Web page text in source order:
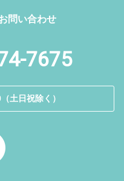
問い合わせ
7675
土日祝除く）